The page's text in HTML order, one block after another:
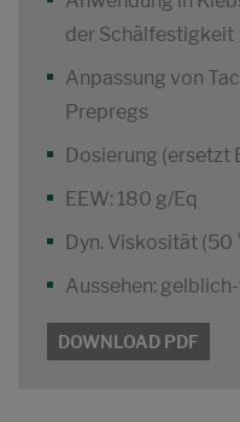
der Schälfestigkeit
Anpassung von
Prepregs
Dosierung (ersetzt
EEW: 180 g/Eq
Dyn. Viskosität (50
Aussehen:
DOWNLOAD PDF